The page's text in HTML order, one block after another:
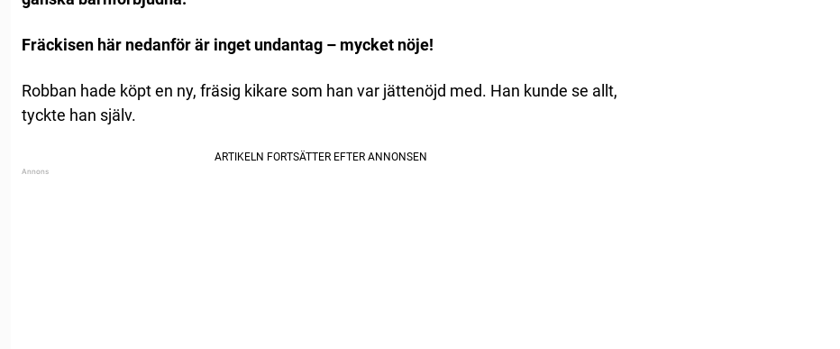
Fräckisen här nedanför är inget undantag – mycket nöje!
Robban hade köpt en ny, fräsig kikare som han var jättenöjd med. Han kunde se allt,
tyckte han själv.